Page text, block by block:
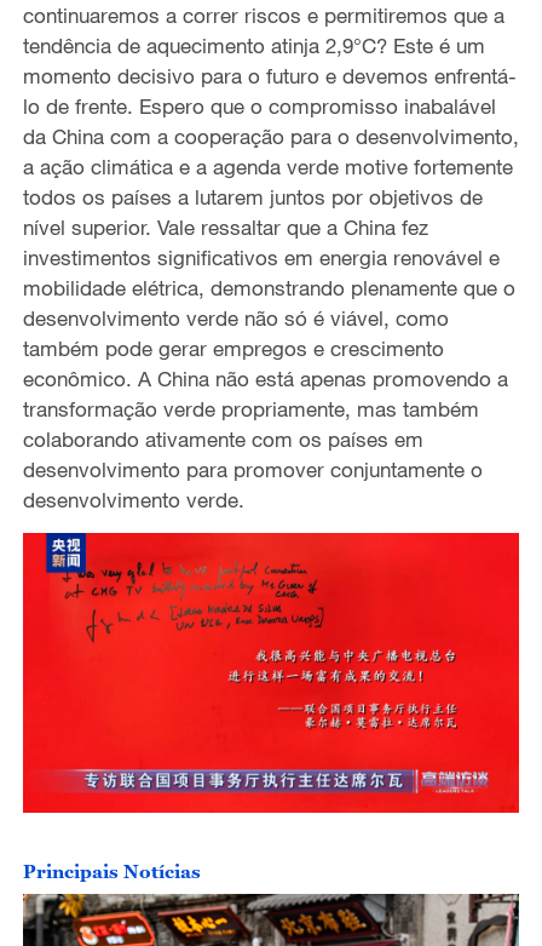
continuaremos a correr riscos e permitiremos que a
tendência de aquecimento atinja 2,9°C? Este é um
momento decisivo para o futuro e devemos enfrentá-
lo de frente. Espero que o compromisso inabalável
da China com a cooperação para o desenvolvimento,
a ação climática e a agenda verde motive fortemente
todos os países a lutarem juntos por objetivos de
nível superior. Vale ressaltar que a China fez
investimentos significativos em energia renovável e
mobilidade elétrica, demonstrando plenamente que o
desenvolvimento verde não só é viável, como
também pode gerar empregos e crescimento
econômico. A China não está apenas promovendo a
transformação verde propriamente, mas também
colaborando ativamente com os países em
desenvolvimento para promover conjuntamente o
desenvolvimento verde.
Principais Notícias